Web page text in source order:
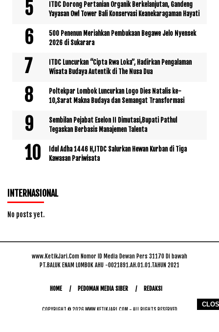
ITDC Dorong Pertanian Organik Berkelanjutan, Gandeng
Yayasan Owl Tower Bali Konservasi Keanekaragaman Hayati
500 Penenun Meriahkan Pembukaan Begawe Jelo Nyensek
2026 di Sukarara
ITDC Luncurkan “Cipta Rwa Loka”, Hadirkan Pengalaman
Wisata Budaya Autentik di The Nusa Dua
Poltekpar Lombok Luncurkan Logo Dies Natalis ke-
10,Sarat Makna Budaya dan Semangat Transformasi
Sembilan Pejabat Eselon II Dimutasi,Bupati Pathul
Tegaskan Berbasis Manajemen Talenta
Idul Adha 1446 H,ITDC Salurkan Hewan Kurban di Tiga
Kawasan Pariwisata
INTERNASIONAL
No posts yet.
www.KetikJari.Com Nomor ID Media Dewan Pers 31170 Di bawah
PT.BALUK ENAM LOMBOK AHU -0021891.AH.01.01.TAHUN 2021
HOME PEDOMAN MEDIA SIBER REDAKSI
COPYRIGHT © 2026 WWW.KETIKJARI.COM - ALL RIGHTS RESERVED